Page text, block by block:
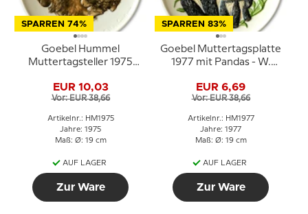
SPARREN 74%
Goebel Hummel
Muttertagsteller 1975
EUR 10,03
Vor: EUR 38,66
Artikelnr.: HM1975
Jahre: 1975
Maß: Ø: 19 cm
AUF LAGER
Zur Ware
SPARREN 83%
Goebel Muttertagsplatte
1977 mit Pandas - W.
EUR 6,69
Vor: EUR 38,66
Artikelnr.: HM1977
Jahre: 1977
Maß: Ø: 19 cm
AUF LAGER
Zur Ware